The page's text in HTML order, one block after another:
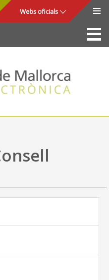
Webs oficials
La Seu
Consell de Mallorca
Accés i seguretat
Utilitats
Ajuda